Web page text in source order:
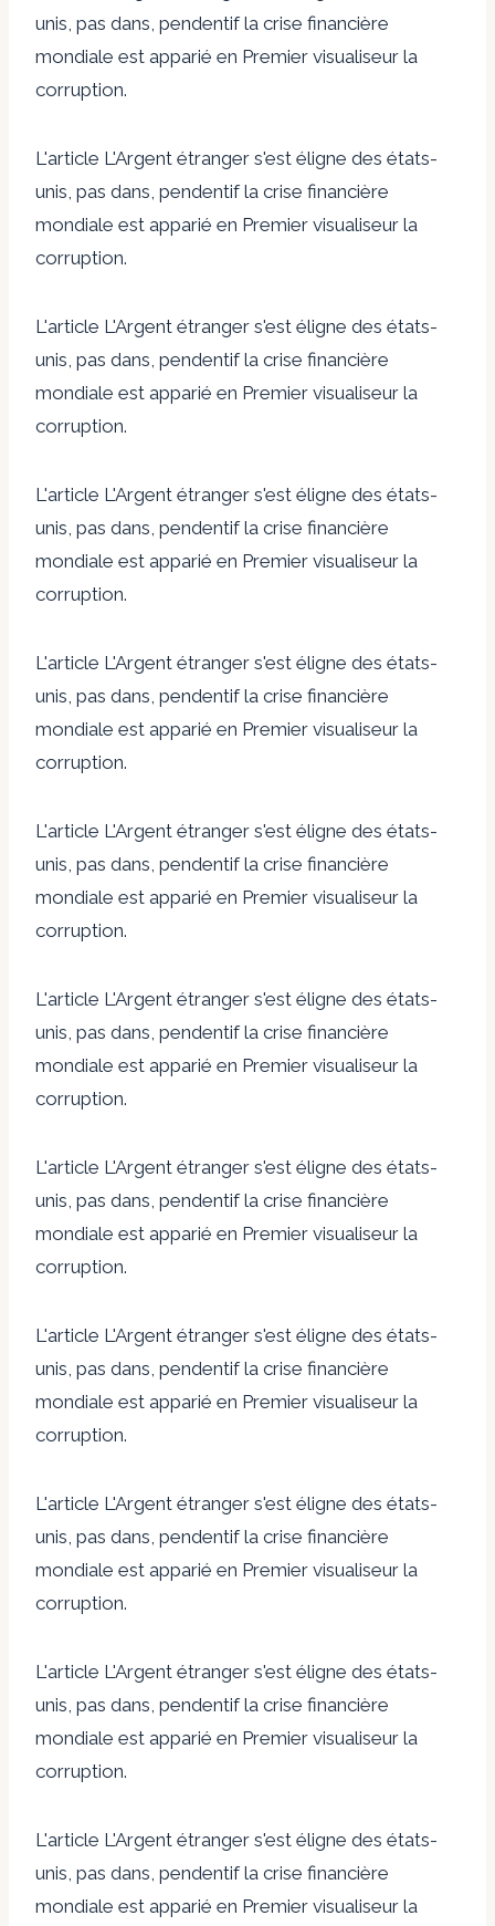
unis, pas dans, pendentif la crise financière
mondiale est apparié en Premier visualiseur la
corruption.
L'article L'Argent étranger s'est éligne des états-
unis, pas dans, pendentif la crise financière
mondiale est apparié en Premier visualiseur la
corruption.
L'article L'Argent étranger s'est éligne des états-
unis, pas dans, pendentif la crise financière
mondiale est apparié en Premier visualiseur la
corruption.
L'article L'Argent étranger s'est éligne des états-
unis, pas dans, pendentif la crise financière
mondiale est apparié en Premier visualiseur la
corruption.
L'article L'Argent étranger s'est éligne des états-
unis, pas dans, pendentif la crise financière
mondiale est apparié en Premier visualiseur la
corruption.
L'article L'Argent étranger s'est éligne des états-
unis, pas dans, pendentif la crise financière
mondiale est apparié en Premier visualiseur la
corruption.
L'article L'Argent étranger s'est éligne des états-
unis, pas dans, pendentif la crise financière
mondiale est apparié en Premier visualiseur la
corruption.
L'article L'Argent étranger s'est éligne des états-
unis, pas dans, pendentif la crise financière
mondiale est apparié en Premier visualiseur la
corruption.
L'article L'Argent étranger s'est éligne des états-
unis, pas dans, pendentif la crise financière
mondiale est apparié en Premier visualiseur la
corruption.
L'article L'Argent étranger s'est éligne des états-
unis, pas dans, pendentif la crise financière
mondiale est apparié en Premier visualiseur la
corruption.
L'article L'Argent étranger s'est éligne des états-
unis, pas dans, pendentif la crise financière
mondiale est apparié en Premier visualiseur la
corruption.
L'article L'Argent étranger s'est éligne des états-
unis, pas dans, pendentif la crise financière
mondiale est apparié en Premier visualiseur la